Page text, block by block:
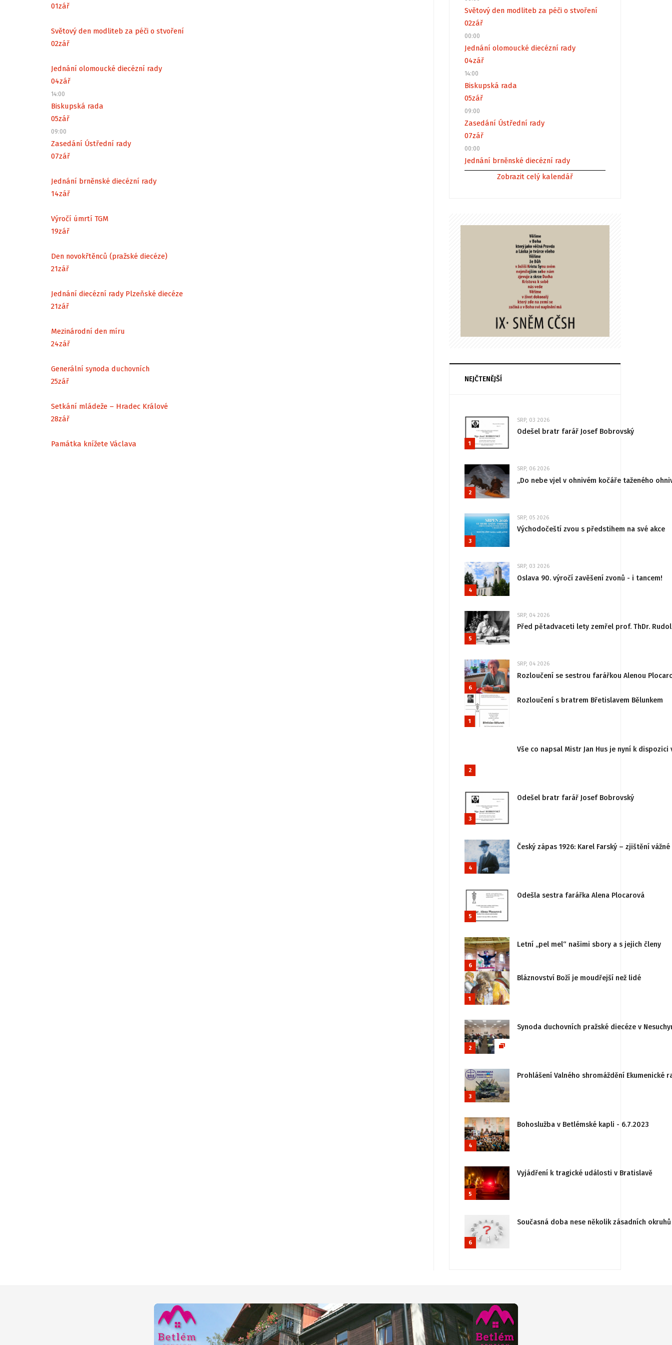
01zář
Světový den modliteb za péči o stvoření
02zář
Jednání olomoucké diecézní rady
04zář
14:00
Biskupská rada
05zář
09:00
Zasedání Ústřední rady
07zář
Jednání brněnské diecézní rady
14zář
Výročí úmrtí TGM
19zář
Den novokřtěnců (pražské diecéze)
21zář
Jednání diecézní rady Plzeňské diecéze
21zář
Mezinárodní den míru
24zář
Generální synoda duchovních
25zář
Setkání mládeže – Hradec Králové
28zář
Památka knížete Václava
Světový den modliteb za péči o stvoření
02zář
00:00
Jednání olomoucké diecézní rady
04zář
14:00
Biskupská rada
05zář
09:00
Zasedání Ústřední rady
07zář
00:00
Jednání brněnské diecézní rady
Zobrazit celý kalendář
NEJČTENĚJŠÍ
1
SRP, 03 2026
Odešel bratr farář Josef Bobrovský
2
SRP, 06 2026
„Do nebe vjel v ohnivém kočáře taženého
3
SRP, 05 2026
Východočeští zvou s předstihem na své akce
4
SRP, 03 2026
Oslava 90. výročí zavěšení zvonů - i tancem!
5
SRP, 04 2026
Před pětadvaceti lety zemřel prof. ThDr.
6
SRP, 04 2026
Rozloučení se sestrou farářkou Alenou
1
Rozloučení s bratrem Břetislavem Bělunkem
2
Vše co napsal Mistr Jan Hus je nyní k
3
Odešel bratr farář Josef Bobrovský
4
Český zápas 1926: Karel Farský – zjištění
5
Odešla sestra farářka Alena Plocarová
6
Letní „pel mel“ našimi sbory a s jejich členy
1
Bláznovství Boží je moudřejší než lidé
2
Synoda duchovních pražské diecéze v
3
Prohlášení Valného shromáždění
4
Bohoslužba v Betlémské kapli - 6.7.2023
5
Vyjádření k tragické události v Bratislavě
6
Současná doba nese několik zásadních